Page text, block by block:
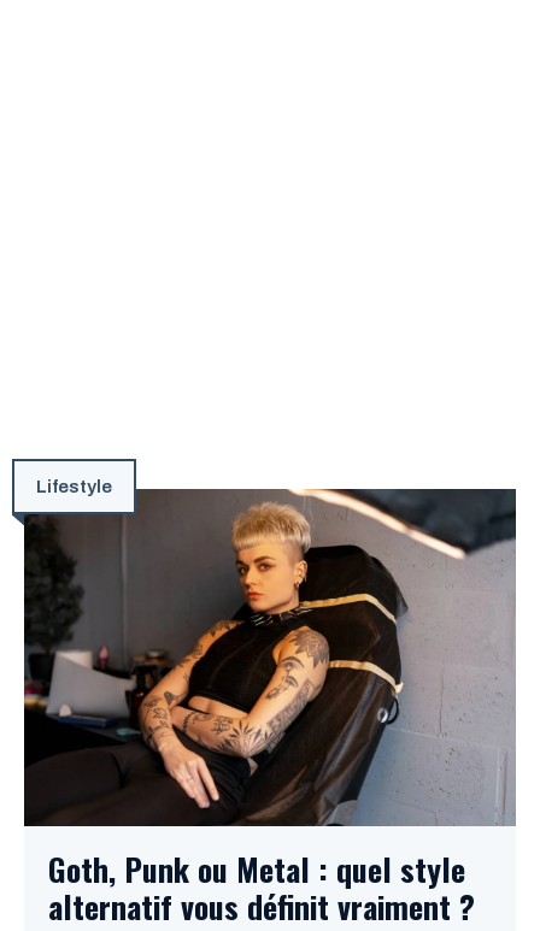
Lifestyle
Goth, Punk ou Metal : quel style
alternatif vous définit vraiment ?